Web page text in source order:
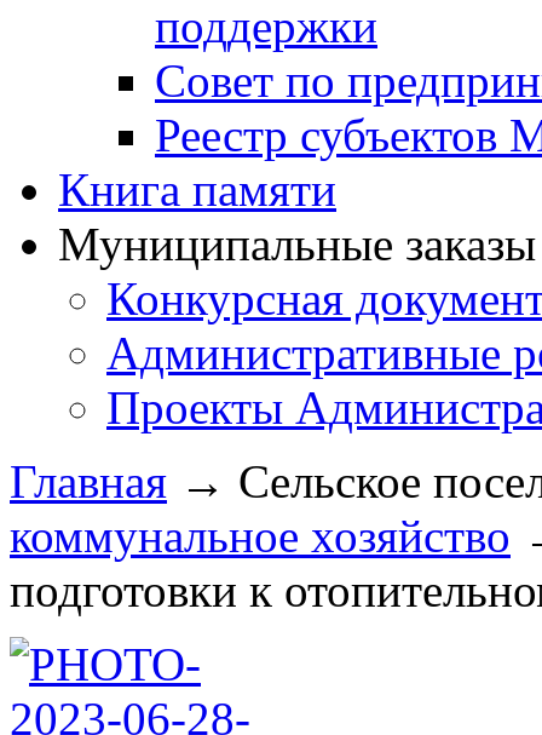
поддержки
Совет по
Реестр
Книга памяти
Муниципальные
Конкурсная
Административные
Проекты
Главная → Сельское
коммунальное хозяйство
подготовки к